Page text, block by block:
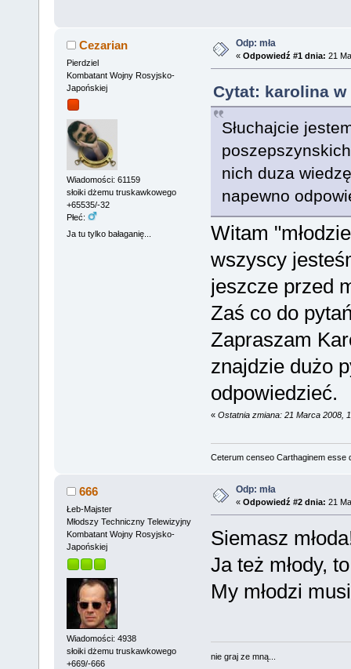
Cezarian
Pierdziel
Kombatant Wojny Rosyjsko-
Japońskiej
Wiadomości: 61159
słoiki dżemu truskawkowego
+65535/-32
Płeć:
Ja tu tylko bałaganię...
Odp: mła
« Odpowiedź #1 dnia: 21
Cytat: karolina w
Słuchajcie
nich duza
napewno
Witam
wszyscy
jeszcze przed
Zaś co do
Zapraszam
znajdzie dużo
odpowiedzieć.
« Ostatnia zmiana: 21 Marca 2008,
Ceterum censeo Carthaginem esse
666
Łeb-Majster
Młodszy Techniczny Telewizyjny
Kombatant Wojny Rosyjsko-
Japońskiej
Wiadomości: 4938
słoiki dżemu truskawkowego
+669/-666
Odp: mła
« Odpowiedź #2 dnia: 21
Siemasz
Ja też młody,
My młodzi
nie graj ze mną...